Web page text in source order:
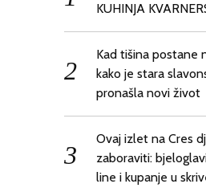
KUHINJA
Kad tišina postane
kako je stara
pronašla novi život
Ovaj izlet na Cres
zaboraviti:
line i kupanje u